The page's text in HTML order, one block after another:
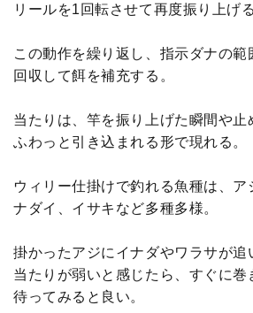
リールを1回転させて再度振り上げる
この動作を繰り返し、指示ダナの範
回収して餌を補充する。
当たりは、竿を振り上げた瞬間や止
ふわっと引き込まれる形で現れる。
ウィリー仕掛けで釣れる魚種は、ア
ナダイ、イサキなど多種多様。
掛かったアジにイナダやワラサが追
当たりが弱いと感じたら、すぐに
待ってみると良い。